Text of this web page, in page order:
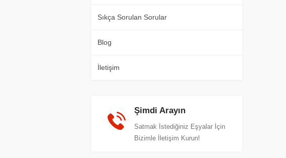
Sıkça Sorulan Sorular
Blog
İletişim
Şimdi Arayın
Satmak İstediğiniz Eşyalar İçin
Bizimle İletişim Kurun!